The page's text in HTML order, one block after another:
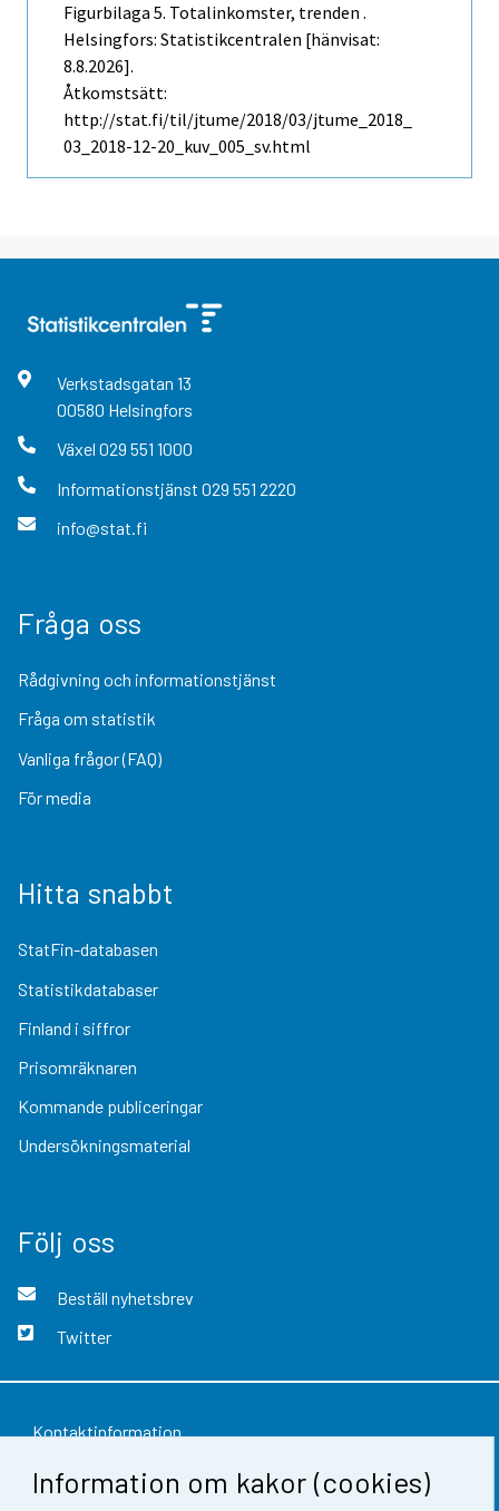
Information om kakor (cookies)
Figurbilaga 5. Totalinkomster, trenden .
Helsingfors: Statistikcentralen [hänvisat:
8.8.2026].
Åtkomstsätt:
http://stat.fi/til/jtume/2018/03/jtume_2018_
03_2018-12-20_kuv_005_sv.html
Verkstadsgatan 13
00580 Helsingfors
Växel 029 551 1000
Informationstjänst 029 551 2220
info@stat.fi
Fråga oss
Rådgivning och informationstjänst
Fråga om statistik
Vanliga frågor (FAQ)
För media
Hitta snabbt
StatFin-databasen
Statistikdatabaser
Finland i siffror
Prisomräknaren
Kommande publiceringar
Undersökningsmaterial
Följ oss
Beställ nyhetsbrev
Twitter
Kontaktinformation
Respons